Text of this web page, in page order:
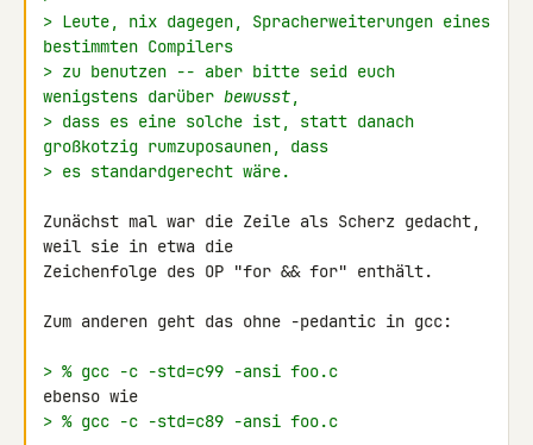
> Leute, nix dagegen, Spracherweiterungen eines
bestimmten Compilers
> zu benutzen -- aber bitte seid euch
wenigstens darüber bewusst,
> dass es eine solche ist, statt danach
großkotzig rumzuposaunen, dass
> es standardgerecht wäre.
Zunächst mal war die Zeile als Scherz gedacht,
weil sie in etwa die
Zeichenfolge des OP "for && for" enthält.
Zum anderen geht das ohne -pedantic in gcc:
> % gcc -c -std=c99 -ansi foo.c
> % gcc -c -std=c89 -ansi foo.c